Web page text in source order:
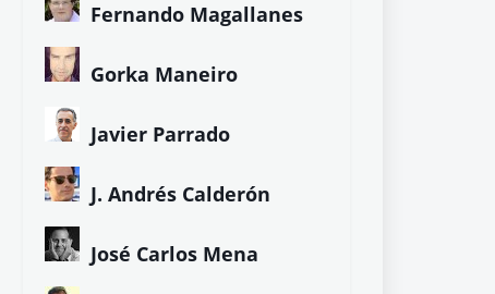
Fernando Magallanes
Gorka Maneiro
Javier Parrado
J. Andrés Calderón
José Carlos Mena